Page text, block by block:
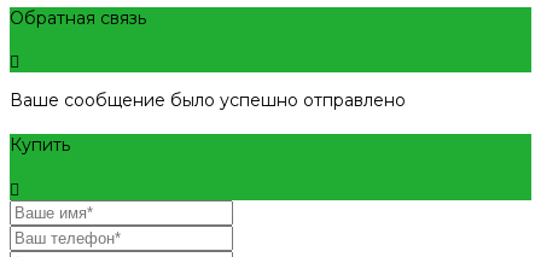
Обратная связь
Ваше сообщение было успешно отправлено
Купить